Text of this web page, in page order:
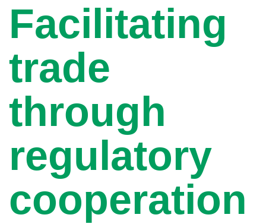
Facilitating
trade
through
regulatory
cooperation